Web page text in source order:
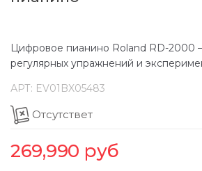
Цифровое пианино Roland RD-2000
регулярных упражнений и
АРТ: EV01BX05483
Отсутствет
269,990 руб